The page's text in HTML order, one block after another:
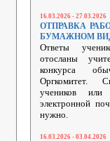
16.03.2026 - 27.03.2026
ОТПРАВКА
БУМАЖНОМ
Ответы
отосланы
конкурса
Оргкомитет.
учеников
электронной
нужно.
16.03.2026 - 03.04.2026